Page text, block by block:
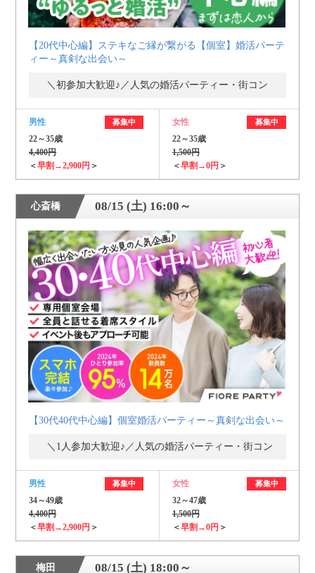
【20代中心編】ステキなご縁が繋がる【個室】婚活パーテ
ィー～真剣な出会い～
＼初参加大歓迎♪／人気の婚活パーティー・街コン
男性 募集中
22～35歳
4,400円
＜早割→2,900円 ＞
女性 募集中
22～35歳
1,500円
＜早割→0円 ＞
心斎橋 08/15 (土) 16:00～
【30代40代中心編】個室婚活パーティー～真剣な出会い～
＼1人参加大歓迎♪／人気の婚活パーティー・街コン
男性 募集中
34～49歳
4,400円
＜早割→2,900円 ＞
女性 募集中
32～47歳
1,500円
＜早割→0円 ＞
梅田 08/15 (土) 18:00～